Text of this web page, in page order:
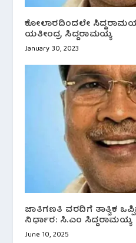
ಕೋಲಾರದಿಂದಲೇ
ಯತೀಂದ್ರ ಸಿದ್ದರಾಮಯ್ಯ
January 30, 2023
ಜಾತಿಗಣತಿ ವರದಿಗೆ ತಾತ್ವಿಕ
ನಿರ್ಧಾರ: ಸಿ.ಎಂ‌ ಸಿದ್ದರಾಮಯ್ಯ
June 10, 2025